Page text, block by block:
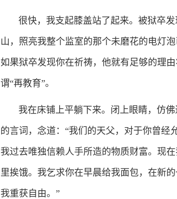
很快，我支起膝盖站了起来。被狱卒
山，照亮我整个监室的那个未磨花的电灯
如果狱卒发现你在祈祷，他就有足够的理
谓“再教育”。
我在床铺上平躺下来。闭上眼睛，仿
的言词，念道：“我们的天父，对于你曾经
我过去唯独信赖人手所造的物质财富。现
里挨饿。我乞求你在早晨给我面包，在新
我重获自由。”